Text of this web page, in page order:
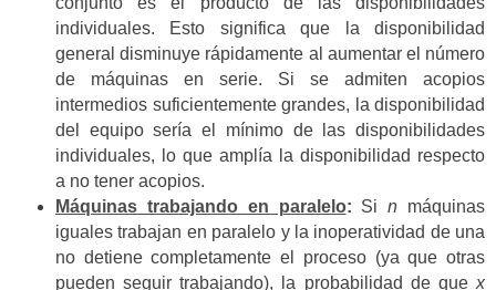
individuales. Esto significa que la disponibilidad
general disminuye rápidamente al aumentar el número
de máquinas en serie. Si se admiten acopios
intermedios suficientemente grandes, la disponibilidad
del equipo sería el mínimo de las disponibilidades
individuales, lo que amplía la disponibilidad respecto
a no tener acopios.
Máquinas trabajando en paralelo: Sin máquinas
iguales trabajan en paralelo y la inoperatividad de una
no detiene completamente el proceso (ya que otras
pueden seguir trabajando), la probabilidad de que x